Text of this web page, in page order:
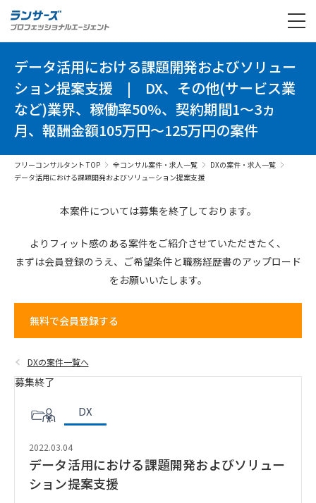
データ活用における課題開発およびソリュー
ション提案支援 | DX、その他(サービス業
など)業界、稼働率50%、契約期間1～3ヵ
月、報酬金額105万円～125万円の案件
フリーコンサルタント TOP 全コンサル案件・求人一覧
DXの案件・求人一覧
データ活用における課題開発およびソリューション提案支援
本案件については募集を終了しております。
よりフィット感のある案件をご紹介させていただきたく、
まずは会員登録のうえ、 ご希望条件と職務経歴書のアップロード
をお願いいたします。
無料で会員登録する
DXの案件一覧へ
募集終了
DX
2022.03.04
データ活用における課題開発およびソリュー
ション提案支援